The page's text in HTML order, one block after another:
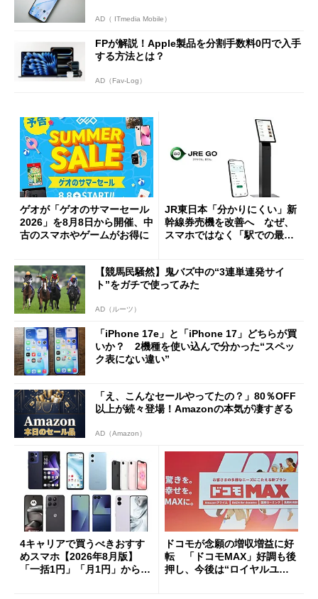
AD（ ITmedia Mobile）
FPが解説！Apple製品を分割手数料0円で入手
する方法とは？
AD（Fav-Log）
ゲオが「ゲオのサマーセール
2026」を8月8日から開催、中
古のスマホやゲームがお得に
JR東日本「分かりにくい」新
幹線券売機を改善へ なぜ、
スマホではなく「駅での最短
【競馬民騒然】鬼バズ中の“3連単連発サイ
ト”をガチで使ってみた
AD（ルーツ）
「iPhone 17e」と「iPhone 17」どちらが買
いか？ 2機種を使い込んで分かった“スペッ
ク表にない違い”
「え、こんなセールやってたの？」80％OFF
以上が続々登場！Amazonの本気が凄すぎる
AD（Amazon）
4キャリアで買うべきおすす
めスマホ【2026年8月版】
「一括1円」「月1円」からお
ドコモが念願の増収増益に好
転 「ドコモMAX」好調も後
押し、今後は“ロイヤルユー